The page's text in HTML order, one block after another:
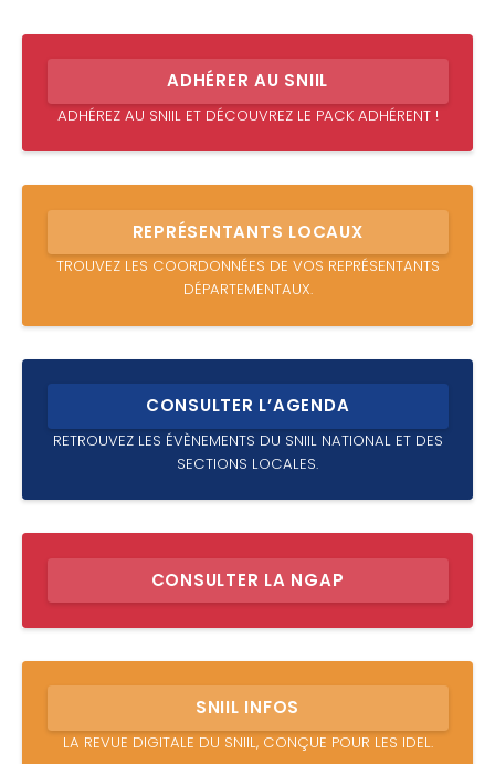
ADHÉRER AU SNIIL
ADHÉREZ AU SNIIL ET DÉCOUVREZ LE PACK ADHÉRENT !
REPRÉSENTANTS LOCAUX
TROUVEZ LES COORDONNÉES DE VOS REPRÉSENTANTS
DÉPARTEMENTAUX.
CONSULTER L’AGENDA
RETROUVEZ LES ÉVÈNEMENTS DU SNIIL NATIONAL ET DES
SECTIONS LOCALES.
CONSULTER LA NGAP
SNIIL INFOS
LA REVUE DIGITALE DU SNIIL, CONÇUE POUR LES IDEL.